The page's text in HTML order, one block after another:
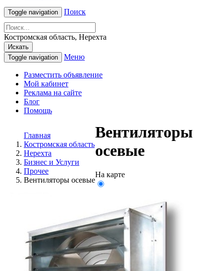
Toggle navigation Поиск
Костромская область, Нерехта
Искать
Toggle navigation
Меню
Разместить объявление
Мой кабинет
Реклама на сайте
Блог
Помощь
Главная
Костромская область
Нерехта
Бизнес и Услуги
Прочее
Вентиляторы осевые
Вентиляторы
осевые
На карте